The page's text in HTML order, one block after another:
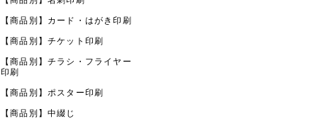
【商品別】カード・はがき印刷
【商品別】チケット印刷
【商品別】チラシ・フライヤー
印刷
【商品別】ポスター印刷
【商品別】中綴じ